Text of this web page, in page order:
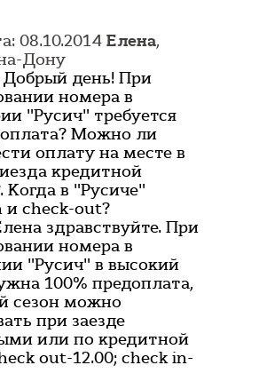
08.10.2014 Елена,
Дону
Добрый день! При
номера в
"Русич" требуется
Можно ли
оплату на месте в
кредитной
Когда в "Русиче"
и check-out?
здравствуйте. При
номера в
"Русич" в высокий
100% предоплата,
сезон можно
при заезде
или по кредитной
out-12.00; check in-